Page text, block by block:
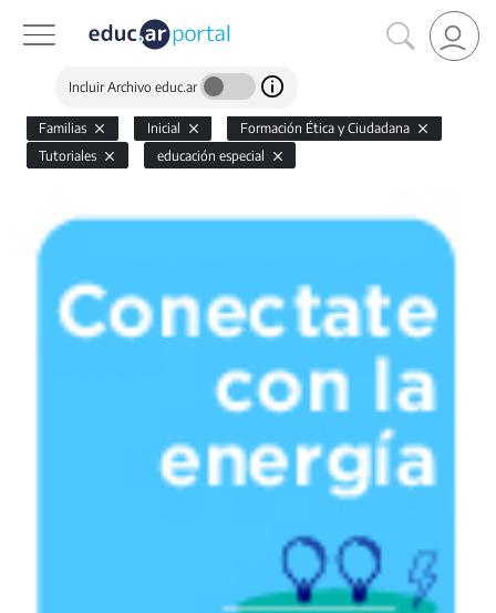
Incluir Archivo educ.ar
Familias Inicial
Formación Ética y Ciudadana
Tutoriales
educación especial